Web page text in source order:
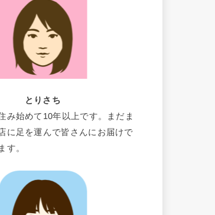
とりさち
み始めて10年以上です。まだま
に足を運んで皆さんにお届けで
す。